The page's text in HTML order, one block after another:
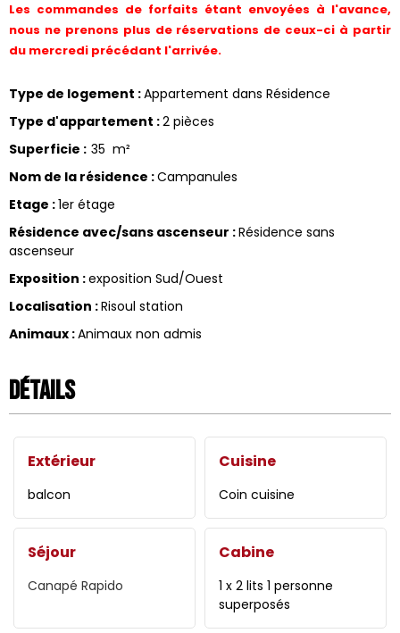
Les commandes de forfaits étant envoyées à l'avance,
nous ne prenons plus de réservations de ceux-ci à partir
du mercredi précédant l'arrivée.
Type de logement :Appartement dans Résidence
Type d'appartement :2 pièces
Superficie : 35 m²
Nom de la résidence :Campanules
Etage :1er étage
Résidence avec/sans ascenseur :Résidence sans
ascenseur
Exposition :exposition Sud/Ouest
Localisation :Risoul station
Animaux :Animaux non admis
Détails
Extérieur
balcon
Cuisine
Coin cuisine
Séjour
Canapé Rapido
Cabine
1 x 2 lits 1 personne
superposés